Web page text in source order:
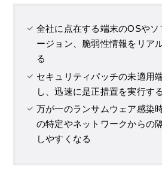
全社に点在する端末のOSや
ージョン、脆弱性情報をリア
る
セキュリティパッチの未適用
し、迅速に是正措置を実行する
万が一のランサムウェア感染
の特定やネットワークからの
しやすくなる